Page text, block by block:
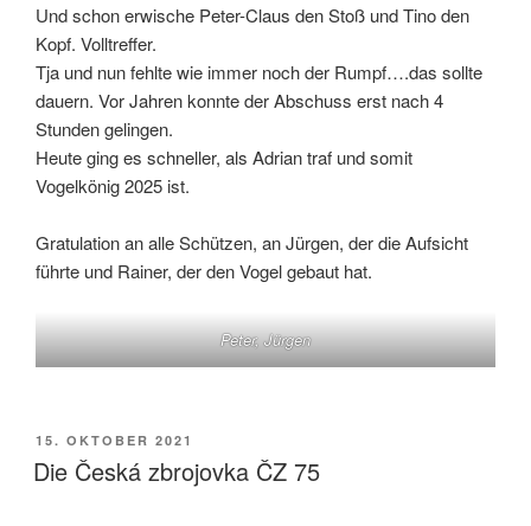
Und schon erwische Peter-Claus den Stoß und Tino den
Kopf. Volltreffer.
Tja und nun fehlte wie immer noch der Rumpf….das sollte
dauern. Vor Jahren konnte der Abschuss erst nach 4
Stunden gelingen.
Heute ging es schneller, als Adrian traf und somit
Vogelkönig 2025 ist.
Gratulation an alle Schützen, an Jürgen, der die Aufsicht
führte und Rainer, der den Vogel gebaut hat.
Peter, Jürgen
VERÖFFENTLICHT
AM
15. OKTOBER 2021
Die Česká zbrojovka ČZ 75